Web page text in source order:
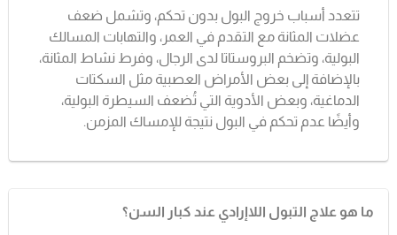
تتعدد أسباب خروج البول بدون تحكم، وتشمل ضعف
عضلات المثانة مع التقدم في العمر، والتهابات المسالك
البولية، وتضخم البروستاتا لدى الرجال، وفرط نشاط المثانة،
بالإضافة إلى بعض الأمراض العصبية مثل السكتات
الدماغية، وبعض الأدوية التي تُضعف السيطرة البولية،
وأيضًا عدم تحكم في البول نتيجة للإمساك المزمن.
ما هو علاج التبول اللاإرادي عند كبار السن؟